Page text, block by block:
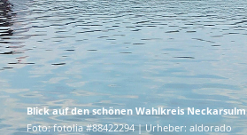
Blick auf den schönen Wahlkreis Neckarsulm
Foto: fotolia #88422294 | Urheber: aldorado